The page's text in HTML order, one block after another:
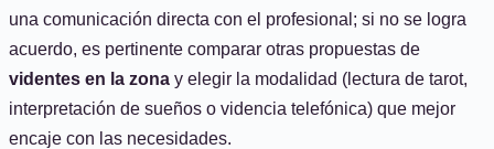
una comunicación directa con el profesional; si no se logra
acuerdo, es pertinente comparar otras propuestas de
videntes en la zona y elegir la modalidad (lectura de tarot,
interpretación de sueños o videncia telefónica) que mejor
encaje con las necesidades.